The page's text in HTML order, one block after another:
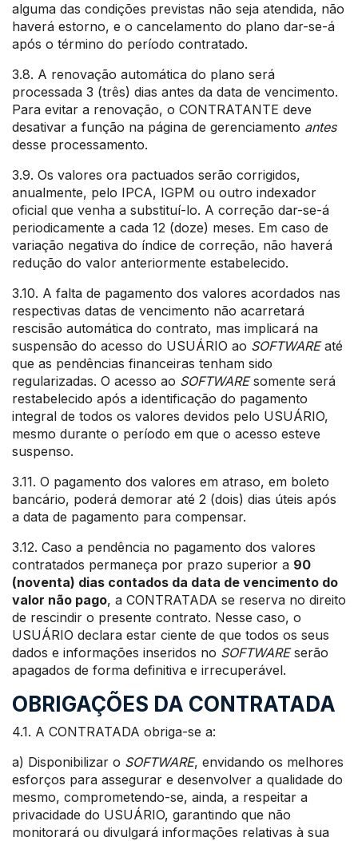
alguma das condições previstas não seja atendida, não
haverá estorno, e o cancelamento do plano dar-se-á
após o término do período contratado.
3.8. A renovação automática do plano será
processada 3 (três) dias antes da data de vencimento.
Para evitar a renovação, o CONTRATANTE deve
desativar a função na página de gerenciamento antes
desse processamento.
3.9. Os valores ora pactuados serão corrigidos,
anualmente, pelo IPCA, IGPM ou outro indexador
oficial que venha a substituí-lo. A correção dar-se-á
periodicamente a cada 12 (doze) meses. Em caso de
variação negativa do índice de correção, não haverá
redução do valor anteriormente estabelecido.
3.10. A falta de pagamento dos valores acordados nas
respectivas datas de vencimento não acarretará
rescisão automática do contrato, mas implicará na
suspensão do acesso do USUÁRIO ao SOFTWAREaté
que as pendências financeiras tenham sido
regularizadas. O acesso ao SOFTWAREsomente será
restabelecido após a identificação do pagamento
integral de todos os valores devidos pelo USUÁRIO,
mesmo durante o período em que o acesso esteve
suspenso.
3.11. O pagamento dos valores em atraso, em boleto
bancário, poderá demorar até 2 (dois) dias úteis após
a data de pagamento para compensar.
3.12. Caso a pendência no pagamento dos valores
contratados permaneça por prazo superior a 90
(noventa) dias contados da data de vencimento do
valor não pago, a CONTRATADA se reserva no direito
de rescindir o presente contrato. Nesse caso, o
USUÁRIO declara estar ciente de que todos os seus
dados e informações inseridos no SOFTWAREserão
apagados de forma definitiva e irrecuperável.
OBRIGAÇÕES DA CONTRATADA
4.1. A CONTRATADA obriga-se a:
a) Disponibilizar o SOFTWARE, envidando os melhores
esforços para assegurar e desenvolver a qualidade do
mesmo, comprometendo-se, ainda, a respeitar a
privacidade do USUÁRIO, garantindo que não
monitorará ou divulgará informações relativas à sua